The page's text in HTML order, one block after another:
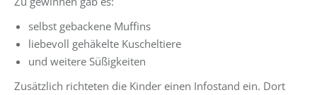
selbst gebackene Muffins
liebevoll gehäkelte Kuscheltiere
und weitere Süßigkeiten
Zusätzlich richteten die Kinder einen Infostand ein. Dort